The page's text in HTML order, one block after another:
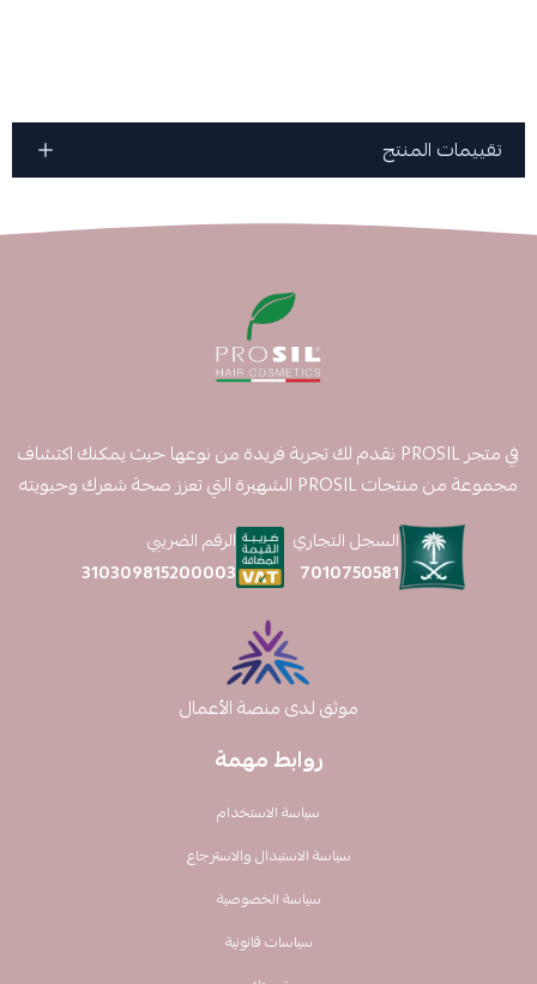
تقييمات المنتج
روابط مهمة
سياسة الاستخدام
سياسة الاستبدال والاسترجاع
سياسة الخصوصية
سياسات قانونية
في متجر PROSIL نقدم لك تجربة فريدة من نوعها حيث يمكنك اكتشاف
مجموعة من منتجات PROSIL الشهيرة التي تعزز صحة شعرك وحيويته
السجل التجاري
7010750581
الرقم الضريبي
310309815200003
موثق لدى منصة الأعمال